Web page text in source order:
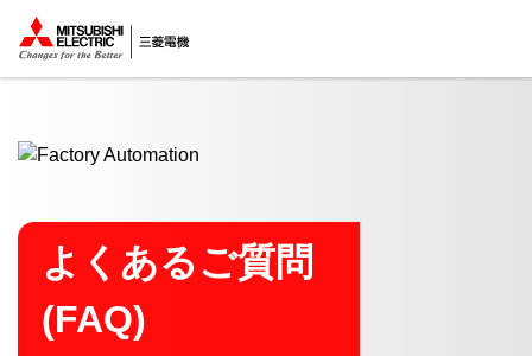
ここから本文
よくあるご質問
(FAQ)